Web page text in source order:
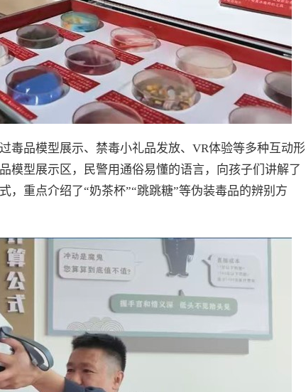
毒品模型展示、禁毒小礼品发放、VR体验等多种互动形
模型展示区，民警用通俗易懂的语言，向孩子们讲解了
，重点介绍了“奶茶杯”“跳跳糖”等伪装毒品的辨别方